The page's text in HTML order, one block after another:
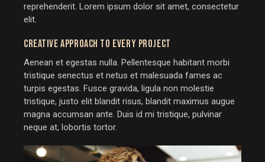
reprehenderit. Lorem ipsum dolor sit amet, consectetur
elit.
CREATIVE APPROACH TO EVERY PROJECT
Aenean et egestas nulla. Pellentesque habitant morbi
tristique senectus et netus et malesuada fames ac
turpis egestas. Fusce gravida, ligula non molestie
tristique, justo elit blandit risus, blandit maximus augue
magna accumsan ante. Duis id mi tristique, pulvinar
neque at, lobortis tortor.